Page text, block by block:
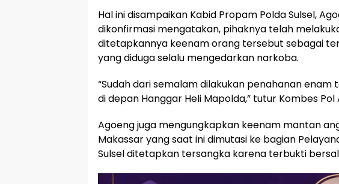
Hal ini disampaikan Kabid Propam Polda Sulsel,
dikonfirmasi mengatakan, pihaknya telah
ditetapkannya keenam orang tersebut sebagai
yang diduga selalu mengedarkan narkoba.
“Sudah dari semalam dilakukan penahanan
di depan Hanggar Heli Mapolda,” tutur Kombes Pol
Agoeng juga mengungkapkan keenam mantan
Makassar yang saat ini dimutasi ke bagian
Sulsel ditetapkan tersangka karena terbukti